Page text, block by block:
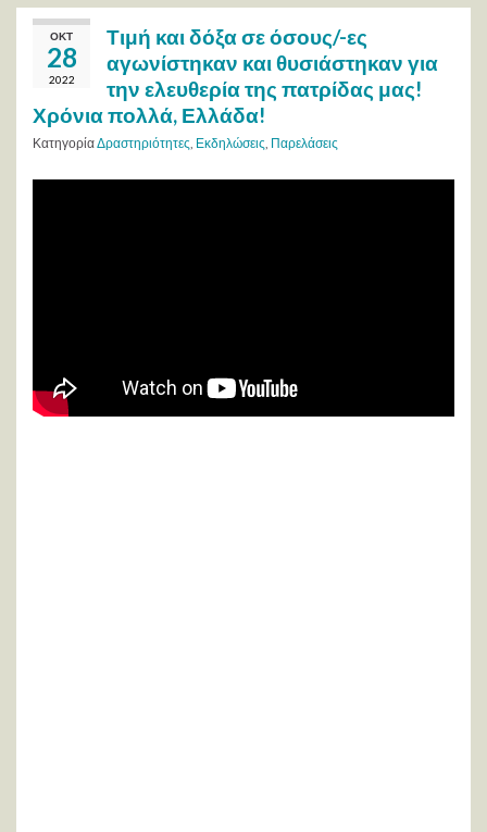
ΟΚΤ
28
2022
Τιμή και δόξα σε όσους/-ες
αγωνίστηκαν και θυσιάστηκαν για
την ελευθερία της πατρίδας μας!
Χρόνια πολλά, Ελλάδα!
ΚατηγορίαΔραστηριότητες Εκδηλώσεις Παρελάσεις